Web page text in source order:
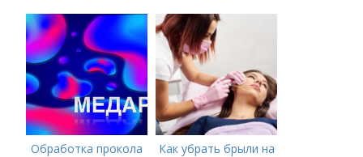
Обработка прокола
Как убрать брыли на